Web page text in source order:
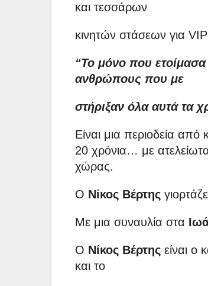
και τεσσάρων
κινητών στάσεων για
“Το μόνο που
ανθρώπους που με
στήριξαν όλα αυτά τα
Είναι μια περιοδεία
20 χρόνια… με
χώρας.
Ο Νίκος Βέρτης
Με μια συναυλία στα
Ο Νίκος Βέρτης είναι ο
και το